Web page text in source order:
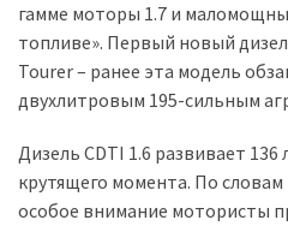
Історії
(3 678)
Тюнинг
спорт
(733)
гамме моторы 1.7 и
топливе». Первый новый
Tourer – ранее эта модель
двухлитровым 195-сильным
Дизель CDTI 1.6 развивает
крутящего момента. По
особое внимание мотористы